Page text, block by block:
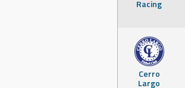
Racing
Cerro
Largo